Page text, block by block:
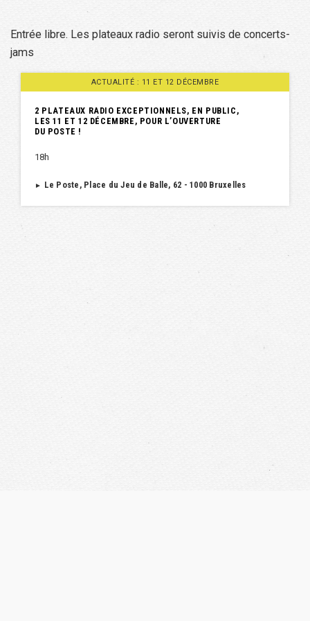
Entrée libre. Les plateaux radio seront suivis de concerts-
jams
ACTUALITÉ : 11 ET 12 DÉCEMBRE
2 PLATEAUX RADIO EXCEPTIONNELS, EN PUBLIC,
LES 11 ET 12 DÉCEMBRE, POUR L’OUVERTURE
DU POSTE !
18h
► Le Poste, Place du Jeu de Balle, 62 - 1000 Bruxelles